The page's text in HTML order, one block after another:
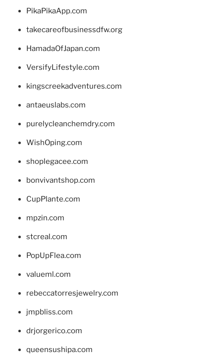
PikaPikaApp.com
takecareofbusinessdfw.org
HamadaOfJapan.com
VersifyLifestyle.com
kingscreekadventures.com
antaeuslabs.com
purelycleanchemdry.com
WishOping.com
shoplegacee.com
bonvivantshop.com
CupPlante.com
mpzin.com
stcreal.com
PopUpFlea.com
valueml.com
rebeccatorresjewelry.com
jmpbliss.com
drjorgerico.com
queensushipa.com